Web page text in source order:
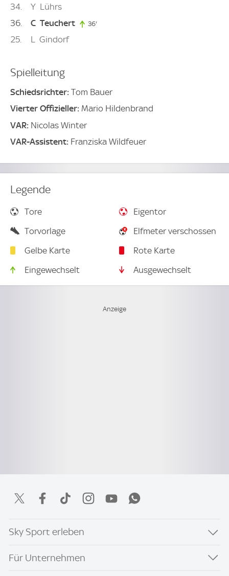
34 Y Lührs
36
C Teuchert 36'
25 L Gindorf
Spielleitung
Schiedsrichter: Tom Bauer
Vierter Offizieller: Mario Hildenbrand
VAR: Nicolas Winter
VAR-Assistent: Franziska Wildfeuer
Legende
Tore
Eigentor
Torvorlage
Elfmeter verschossen
Gelbe Karte
Rote Karte
Eingewechselt
Ausgewechselt
Sky Sport erleben
Für Unternehmen